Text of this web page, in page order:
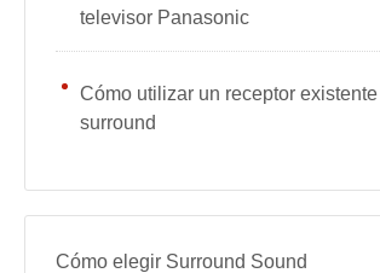
televisor Panasonic
Cómo utilizar un receptor
surround
Cómo elegir Surround Sound